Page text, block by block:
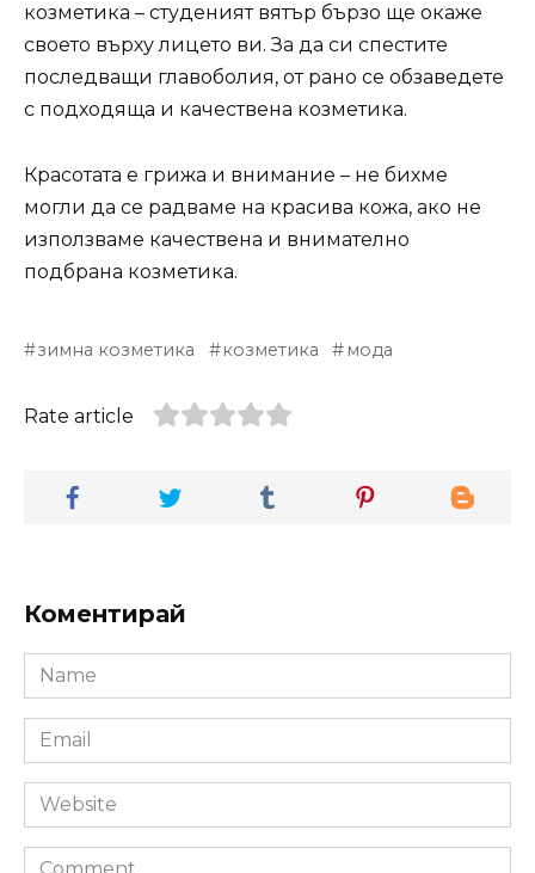
козметика – студеният вятър бързо ще окаже
своето върху лицето ви. За да си спестите
последващи главоболия, от рано се обзаведете
с подходяща и качествена козметика.
Красотата е грижа и внимание – не бихме
могли да се радваме на красива кожа, ако не
използваме качествена и внимателно
подбрана козметика.
зимна козметика козметика мода
Rate article
Коментирай
Name
*
Email
*
Website
Comment